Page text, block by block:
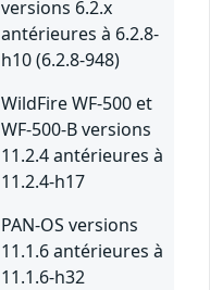
versions 6.2.x
antérieures à 6.2.8-
h10 (6.2.8-948)
WildFire WF-500 et
WF-500-B versions
11.2.4 antérieures à
11.2.4-h17
PAN-OS versions
11.1.6 antérieures à
11.1.6-h32